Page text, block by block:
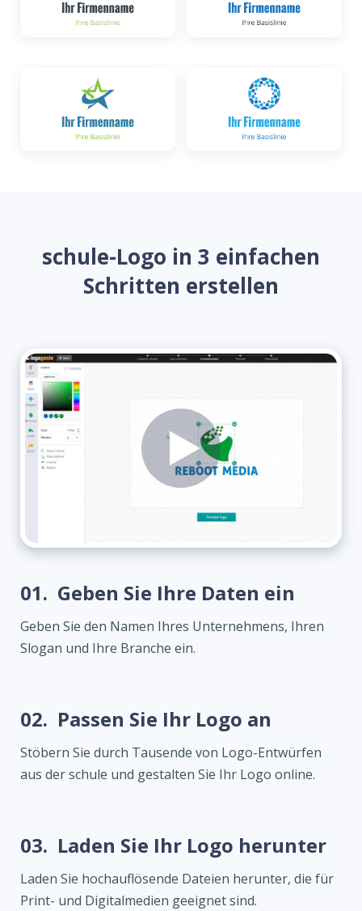
schule-Logo in 3 einfachen
Schritten erstellen
01. Geben Sie Ihre Daten ein
Geben Sie den Namen Ihres Unternehmens, Ihren
Slogan und Ihre Branche ein.
02. Passen Sie Ihr Logo an
Stöbern Sie durch Tausende von Logo-Entwürfen
aus der schule und gestalten Sie Ihr Logo online.
03. Laden Sie Ihr Logo herunter
Laden Sie hochauflösende Dateien herunter, die für
Print- und Digitalmedien geeignet sind.